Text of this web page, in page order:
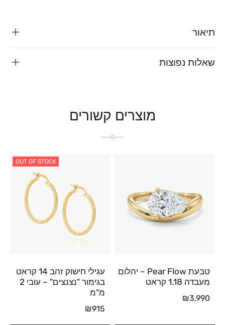
תיאור
שאלות נפוצות
מוצרים קשורים
טבעת Pear Flow – יהלום
מעבדה 1.18 קראט
₪3,990
OUT OF STOCK
עגילי חישוק זהב 14 קראט
בגימור "נצנצים" – עובי 2
מ"מ
₪915